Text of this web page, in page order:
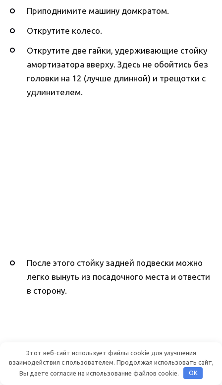
Приподнимите машину домкратом.
Открутите колесо.
Открутите две гайки, удерживающие стойку
амортизатора вверху. Здесь не обойтись без
головки на 12 (лучше длинной) и трещотки с
удлинителем.
После этого стойку задней подвески можно
легко вынуть из посадочного места и отвести
в сторону.
Этот веб-сайт использует файлы cookie для улучшения
взаимодействия с пользователем. Продолжая использовать сайт,
Вы даете согласие на использование файлов cookie.
OK